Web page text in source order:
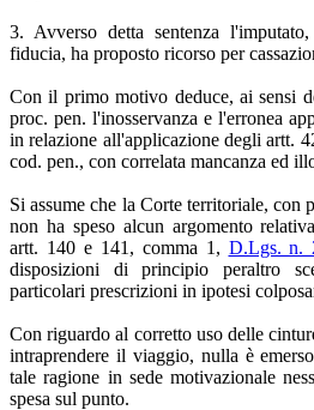
3. Avverso detta sentenza
fiducia, ha proposto ricorso per
Con il primo motivo deduce, ai sensi
proc. pen. l'inosservanza e l'erronea
in relazione all'applicazione degli artt.
cod. pen., con correlata mancanza ed
Si assume che la Corte territoriale, con
non ha speso alcun argomento
artt. 140 e 141, comma 1, D.Lgs. n.
disposizioni di principio peraltro
particolari prescrizioni in ipotesi
Con riguardo al corretto uso delle
intraprendere il viaggio, nulla è
tale ragione in sede motivazionale
spesa sul punto.